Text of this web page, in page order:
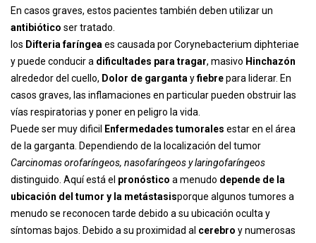
En casos graves, estos pacientes también deben utilizar un
antibiótico ser tratado.
los Difteria faríngea es causada por Corynebacterium diphteriae
y puede conducir a dificultades para tragar, masivo Hinchazón
alrededor del cuello, Dolor de garganta yfiebrepara liderar. En
casos graves, las inflamaciones en particular pueden obstruir las
vías respiratorias y poner en peligro la vida.
Puede ser muy dificil
Enfermedades tumorales estar en el área
de la garganta. Dependiendo de la localización del tumor
Carcinomas orofaríngeos, nasofaríngeos y laringofaríngeos
distinguido. Aquí está el pronóstico a menudo depende de la
ubicación del tumor y la metástasisporque algunos tumores a
menudo se reconocen tarde debido a su ubicación oculta y
síntomas bajos. Debido a su proximidad al cerebro y numerosas